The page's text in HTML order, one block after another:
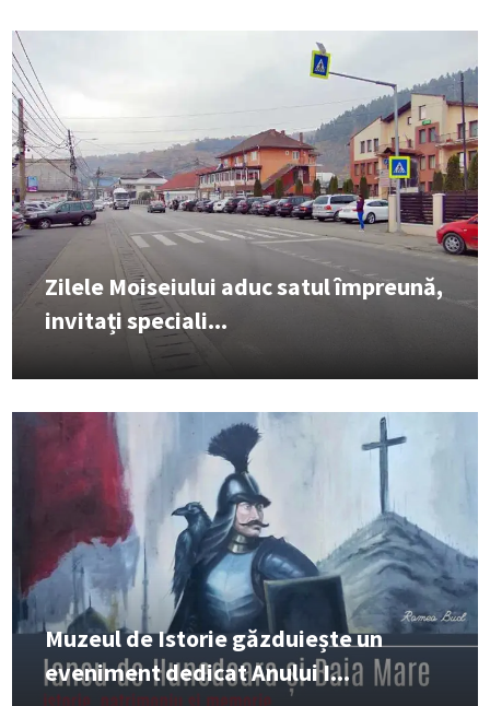
Zilele Moiseiului aduc satul împreună,
invitați speciali...
Muzeul de Istorie găzduiește un
eveniment dedicat Anului I...